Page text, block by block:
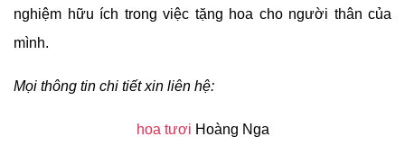
nghiệm hữu ích trong việc tặng hoa cho người thân của
mình.
Mọi thông tin chi tiết xin liên hệ:
hoa tươi Hoàng Nga